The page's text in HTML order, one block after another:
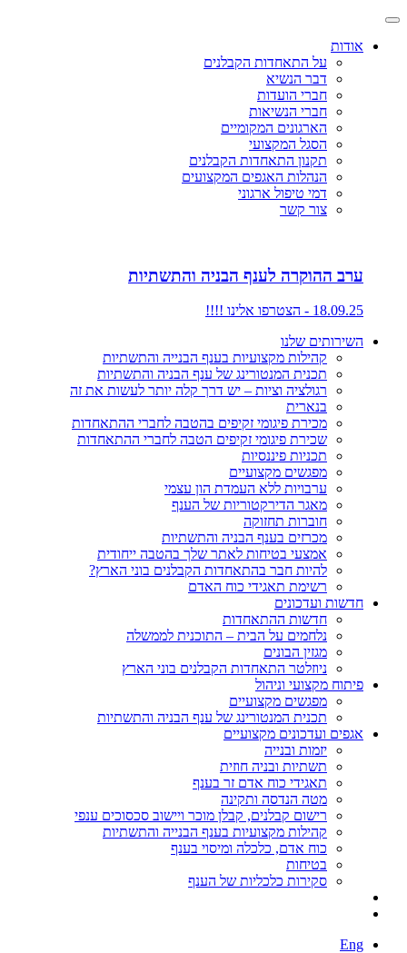
אודות
על התאחדות הקבלנים
דבר הנשיא
חברי הועדות
חברי הנשיאות
הארגונים המקומיים
הסגל המקצועי
תקנון התאחדות הקבלנים
הנהלות האגפים המקצועים
דמי טיפול ארגוני
צור קשר
ערב ההוקרה לענף הבניה והתשתיות
18.09.25 - הצטרפו אלינו !!!!
השירותים שלנו
קהילות מקצועיות בענף הבנייה והתשתיות
תכנית המנטורינג של ענף הבניה והתשתיות
רגולציה וציות – יש דרך קלה יותר לעשות את זה
בנארית
מכירת פיגומי זקיפים בהטבה לחברי ההתאחדות
שכירת פיגומי זקיפים הטבה לחברי ההתאחדות
תכניות פיננסיות
מפגשים מקצועיים
ערבויות ללא העמדת הון עצמי
מאגר הדירקטוריות של הענף
חוברות תחזוקה
מכרזים בענף הבניה והתשתיות
אמצעי בטיחות לאתר שלך בהטבה ייחודית
להיות חבר בהתאחדות הקבלנים בוני הארץ?
רשימת תאגידי כוח האדם
חדשות ועדכונים
חדשות ההתאחדות
נלחמים על הבית – התוכנית לממשלה
מגזין הבונים
ניוזלטר התאחדות הקבלנים בוני הארץ
פיתוח מקצועי וניהול
מפגשים מקצועיים
תכנית המנטורינג של ענף הבניה והתשתיות
אגפים ועדכונים מקצועיים
יזמות ובנייה
תשתיות ובניה חוזית
תאגידי כוח אדם זר בענף
מטה הנדסה ותקינה
רישום קבלנים, קבלן מוכר ויישוב סכסוכים ענפי
קהילות מקצועיות בענף הבנייה והתשתיות
כוח אדם, כלכלה ומיסוי בענף
בטיחות
סקירות כלכליות של הענף
Eng